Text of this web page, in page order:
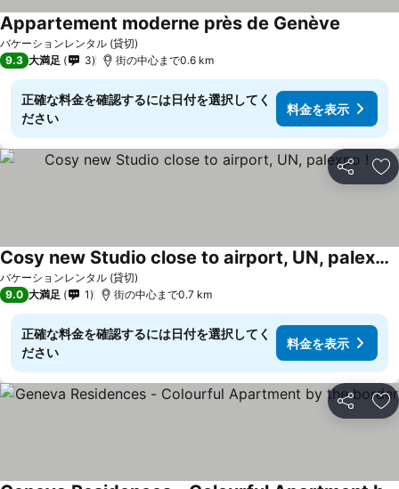
バケーションレンタル (貸切)
Appartement moderne près de Genève
9.3 大満足 3 街の中心まで0.6 km
正確な料金を確認するには日付を選択してく
ださい
料金を表示
シェア お
バケーションレンタル (貸切)
Cosy new Studio close to airport, UN, palexpo !
9.0 大満足 1 街の中心まで0.7 km
正確な料金を確認するには日付を選択してく
ださい
料金を表示
シェア お